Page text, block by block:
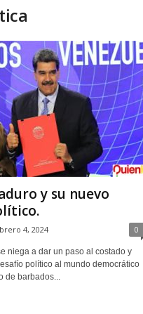
y su nuevo
4, 2024 0
niega a dar un paso al costado y
político al mundo democrático
de barbados...